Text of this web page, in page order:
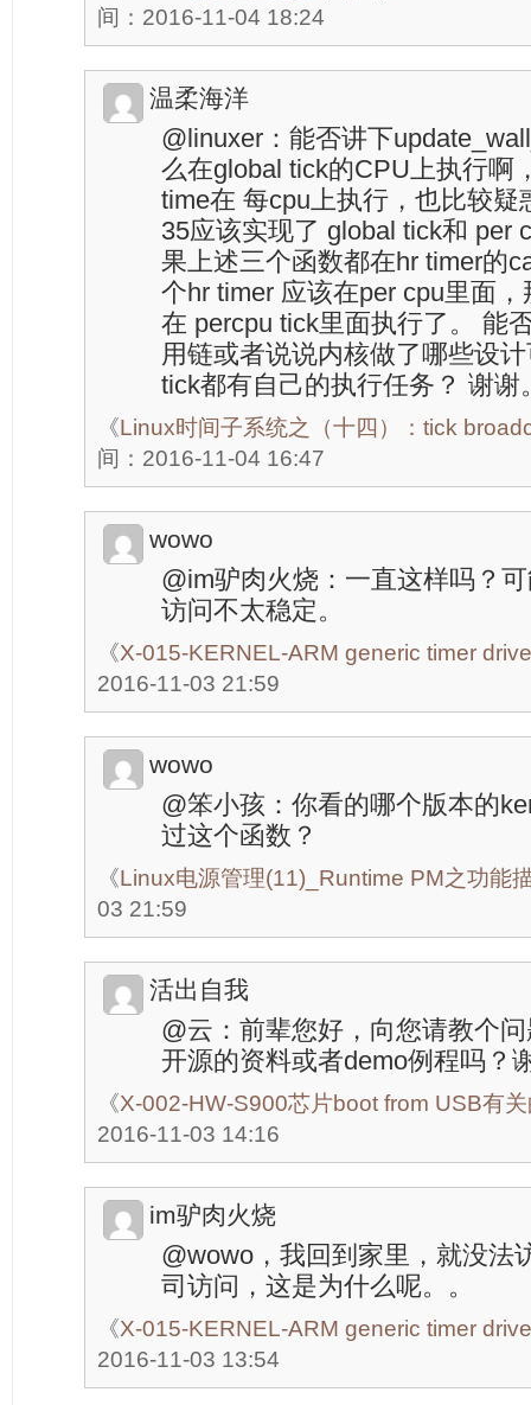
间：2016-11-04 18:24
温柔海洋
@linuxer：能否讲下
么在global tick的CPU上执行啊
time在 每cpu上执行，也比较疑
35应该实现了 global tick和 per
果上述三个函数都在hr timer的
个hr timer 应该在per cpu里面
在 percpu tick里面执行了。 能
用链或者说说内核做了哪些设
tick都有自己的执行任务？ 谢谢
《Linux时间子系统之（十四）：tick
间：2016-11-04 16:47
wowo
@im驴肉火烧：一直这样吗？
访问不太稳定。
《X-015-KERNEL-ARM generic timer
2016-11-03 21:59
wowo
@笨小孩：你看的哪个版本的
过这个函数？
《Linux电源管理(11)_Runtime PM之功能
03 21:59
活出自我
@云：前辈您好，向您请教个
开源的资料或者demo例程吗？
《X-002-HW-S900芯片boot from USB有
2016-11-03 14:16
im驴肉火烧
@wowo，我回到家里，就没法
司访问，这是为什么呢。。
《X-015-KERNEL-ARM generic timer
2016-11-03 13:54